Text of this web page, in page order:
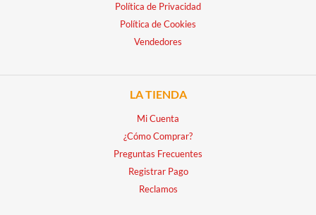
Política de Privacidad
Política de Cookies
Vendedores
LA TIENDA
Mi Cuenta
¿Cómo Comprar?
Preguntas Frecuentes
Registrar Pago
Reclamos